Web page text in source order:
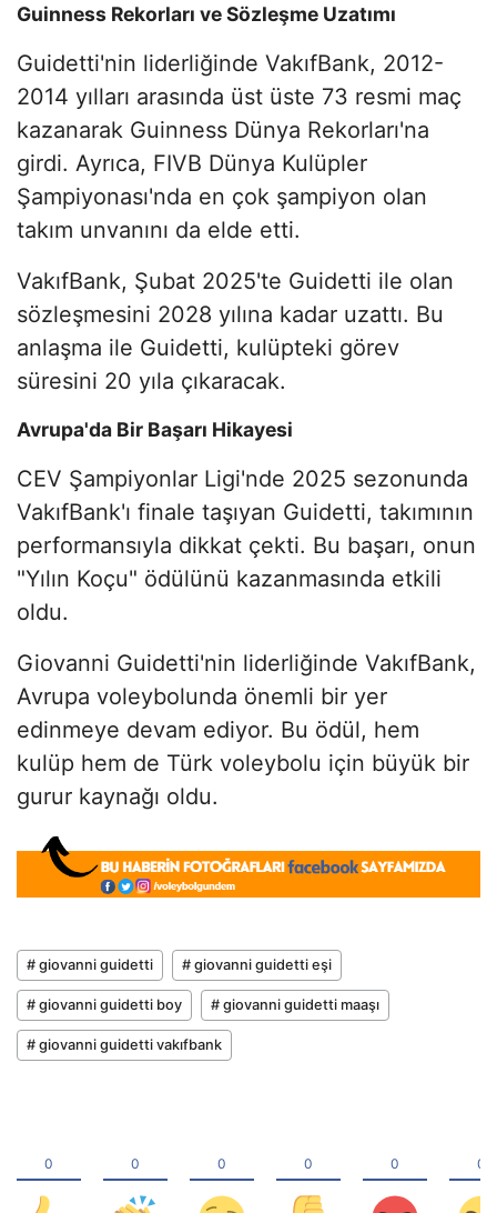
Guinness Rekorları ve Sözleşme Uzatımı
Guidetti'nin liderliğinde VakıfBank, 2012-
2014 yılları arasında üst üste 73 resmi maç
kazanarak Guinness Dünya Rekorları'na
girdi. Ayrıca, FIVB Dünya Kulüpler
Şampiyonası'nda en çok şampiyon olan
takım unvanını da elde etti.
VakıfBank, Şubat 2025'te Guidetti ile olan
sözleşmesini 2028 yılına kadar uzattı. Bu
anlaşma ile Guidetti, kulüpteki görev
süresini 20 yıla çıkaracak.
Avrupa'da Bir Başarı Hikayesi
CEV Şampiyonlar Ligi'nde 2025 sezonunda
VakıfBank'ı finale taşıyan Guidetti, takımının
performansıyla dikkat çekti. Bu başarı, onun
"Yılın Koçu" ödülünü kazanmasında etkili
oldu.
Giovanni Guidetti'nin liderliğinde VakıfBank,
Avrupa voleybolunda önemli bir yer
edinmeye devam ediyor. Bu ödül, hem
kulüp hem de Türk voleybolu için büyük bir
gurur kaynağı oldu.
# giovanni guidetti # giovanni guidetti eşi
# giovanni guidetti boy # giovanni guidetti maaşı
# giovanni guidetti vakıfbank